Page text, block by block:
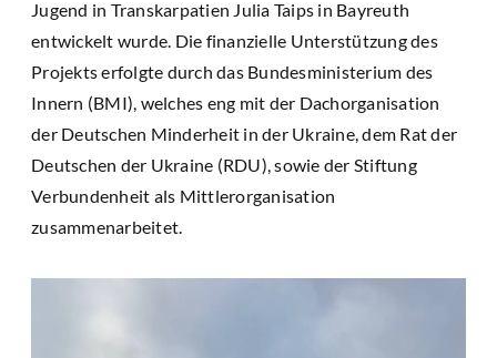
Jugend in Transkarpatien Julia Taips in Bayreuth
entwickelt wurde. Die finanzielle Unterstützung des
Projekts erfolgte durch das Bundesministerium des
Innern (BMI), welches eng mit der Dachorganisation
der Deutschen Minderheit in der Ukraine, dem Rat der
Deutschen der Ukraine (RDU), sowie der Stiftung
Verbundenheit als Mittlerorganisation
zusammenarbeitet.